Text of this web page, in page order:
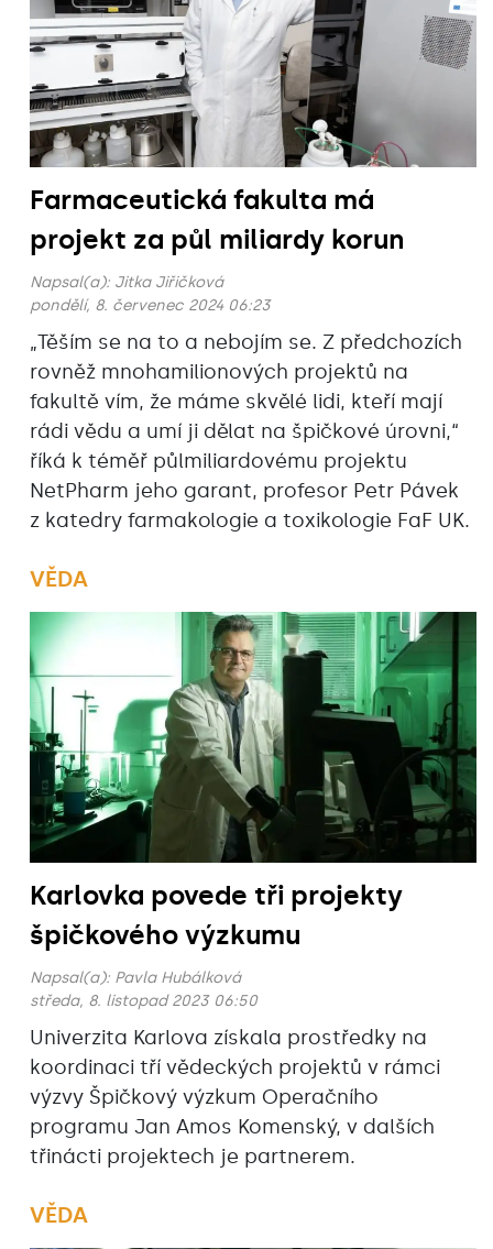
Farmaceutická fakulta má
projekt za půl miliardy korun
Napsal(a): Jitka Jiřičková
pondělí, 8. červenec 2024 06:23
„Těším se na to a nebojím se. Z předchozích
rovněž mnohamilionových projektů na
fakultě vím, že máme skvělé lidi, kteří mají
rádi vědu a umí ji dělat na špičkové úrovni,“
říká k téměř půlmiliardovému projektu
NetPharm jeho garant, profesor Petr Pávek
z katedry farmakologie a toxikologie FaF UK.
VĚDA
Karlovka povede tři projekty
špičkového výzkumu
Napsal(a): Pavla Hubálková
středa, 8. listopad 2023 06:50
Univerzita Karlova získala prostředky na
koordinaci tří vědeckých projektů v rámci
výzvy Špičkový výzkum Operačního
programu Jan Amos Komenský, v dalších
třinácti projektech je partnerem.
VĚDA